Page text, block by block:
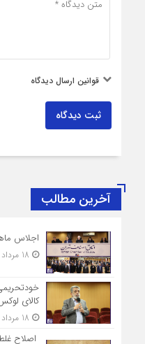
قوانین ارسال دیدگاه
ثبت دیدگاه
آخرین مطالب
اجلاس
کالای
اصلاح